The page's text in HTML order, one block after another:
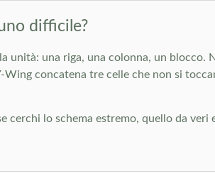
difficile?
unità: una riga, una colonna, un
concatena tre celle che non si
cerchi lo schema estremo, quello da